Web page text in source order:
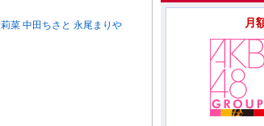
菜 中田ちさと 永尾まりや
月